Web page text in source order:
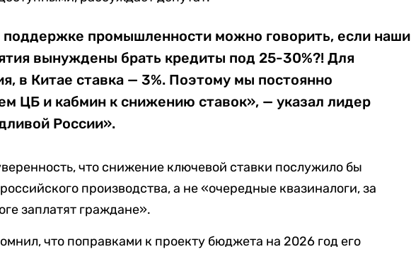
поддержке промышленности можно говорить, если наши
вынуждены брать кредиты под 25-30%?! Для
в Китае ставка — 3%. Поэтому мы постоянно
ЦБ и кабмин к снижению ставок», — указал лидер
России».
что снижение ключевой ставки послужило бы
производства, а не «очередные квазиналоги, за
заплатят граждане».
что поправками к проекту бюджета на 2026 год его